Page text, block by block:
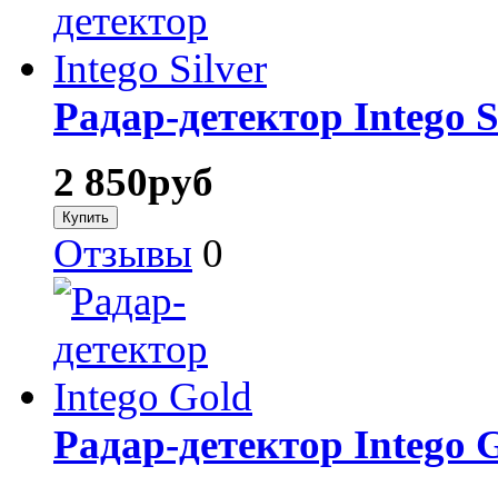
Радар-детектор Intego
2 850руб
Отзывы 0
Радар-детектор Intego